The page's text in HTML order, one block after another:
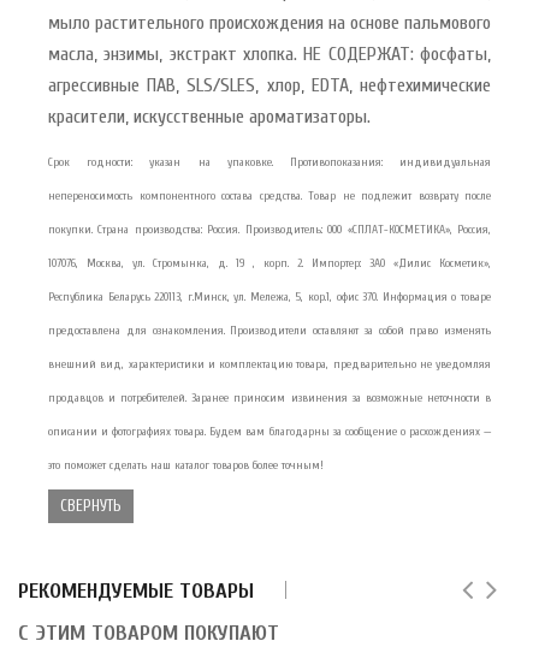
мыло растительного происхождения на основе пальмового
масла, энзимы, экстракт хлопка. НЕ СОДЕРЖАТ: фосфаты,
агрессивные ПАВ, SLS/SLES, хлор, EDTA, нефтехимические
красители, искусственные ароматизаторы.
Срок годности: указан на упаковке. Противопоказания: индивидуальная
непереносимость компонентного состава средства. Товар не подлежит возврату после
покупки. Страна производства: Россия. Производитель: ООО «СПЛАТ-КОСМЕТИКА», Россия,
107076, Москва, ул. Стромынка, д. 19 , корп. 2. Импортер: ЗАО «Дилис Косметик»,
Республика Беларусь 220113, г.Минск, ул. Мележа, 5, кор.1, офис 370. Информация о товаре
предоставлена для ознакомления. Производители оставляют за собой право изменять
внешний вид, характеристики и комплектацию товара, предварительно не уведомляя
продавцов и потребителей. Заранее приносим извинения за возможные неточности в
описании и фотографиях товара. Будем вам благодарны за сообщение о расхождениях —
это поможет сделать наш каталог товаров более точным!
СВЕРНУТЬ
РЕКОМЕНДУЕМЫЕ ТОВАРЫ
С ЭТИМ ТОВАРОМ ПОКУПАЮТ